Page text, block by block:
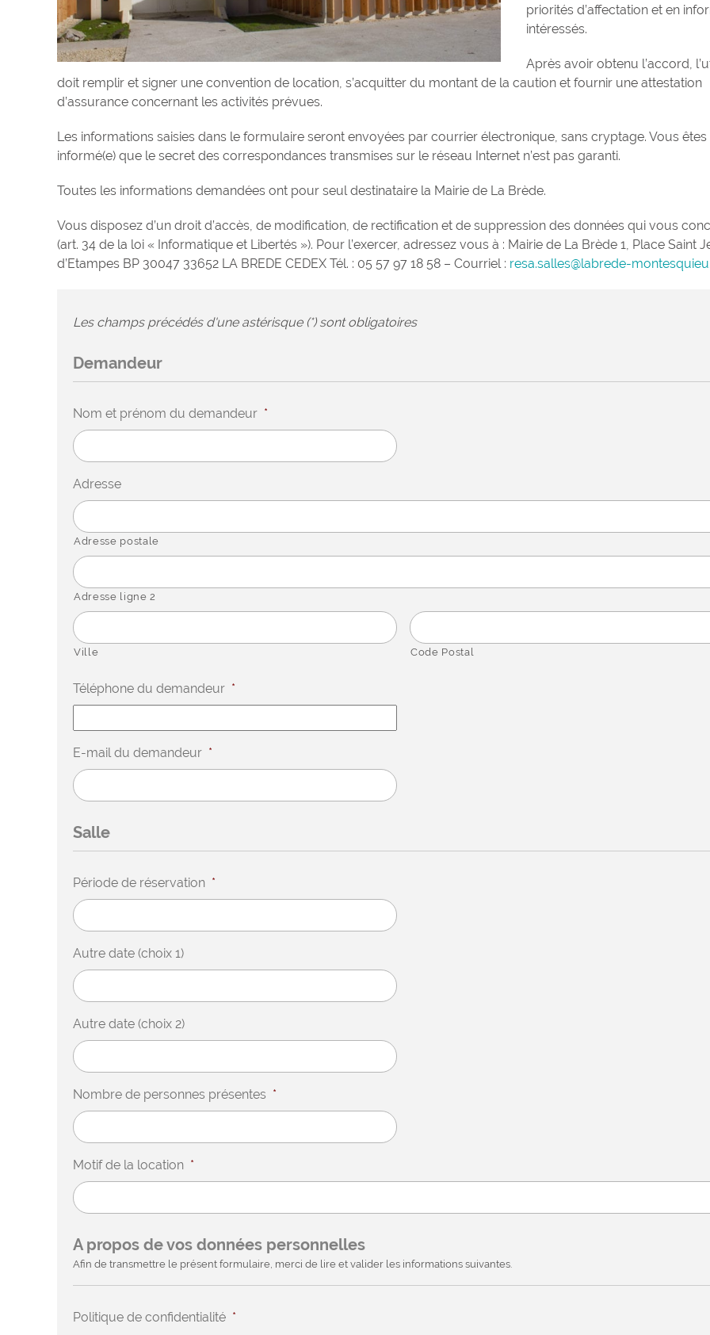
priorités d’affectation et en
intéressés.
Après avoir obtenu l’accord,
doit remplir et signer une convention de location, s’acquitter du montant de la caution et fournir une attestation
d’assurance concernant les activités prévues.
Les informations saisies dans le formulaire seront envoyées par courrier électronique, sans cryptage. Vous êtes
informé(e) que le secret des correspondances transmises sur le réseau Internet n’est pas garanti.
Toutes les informations demandées ont pour seul destinataire la Mairie de La Brède.
Vous disposez d’un droit d’accès, de modification, de rectification et de suppression des données qui vous
(art. 34 de la loi « Informatique et Libertés »). Pour l’exercer, adressez vous à : Mairie de La Brède 1, Place Saint
d’Etampes BP 30047 33652 LA BREDE CEDEX Tél. : 05 57 97 18 58 – Courriel : resa.salles@labrede-
Les champs précédés d'une astérisque (*) sont obligatoires
Demandeur
Nom et prénom du demandeur *
Adresse
Adresse postale
Adresse ligne 2
Ville Code Postal
Téléphone du demandeur *
E-mail du demandeur *
Salle
Période de réservation *
Autre date (choix 1)
Autre date (choix 2)
Nombre de personnes présentes *
Motif de la location *
A propos de vos données personnelles
Afin de transmettre le présent formulaire, merci de lire et valider les informations suivantes.
Politique de confidentialité *
brédois à
consacrera
reportages à
Brède dans le